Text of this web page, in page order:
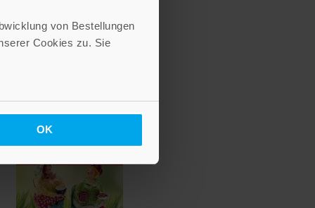
von Bestellungen
Cookies zu. Sie
OK